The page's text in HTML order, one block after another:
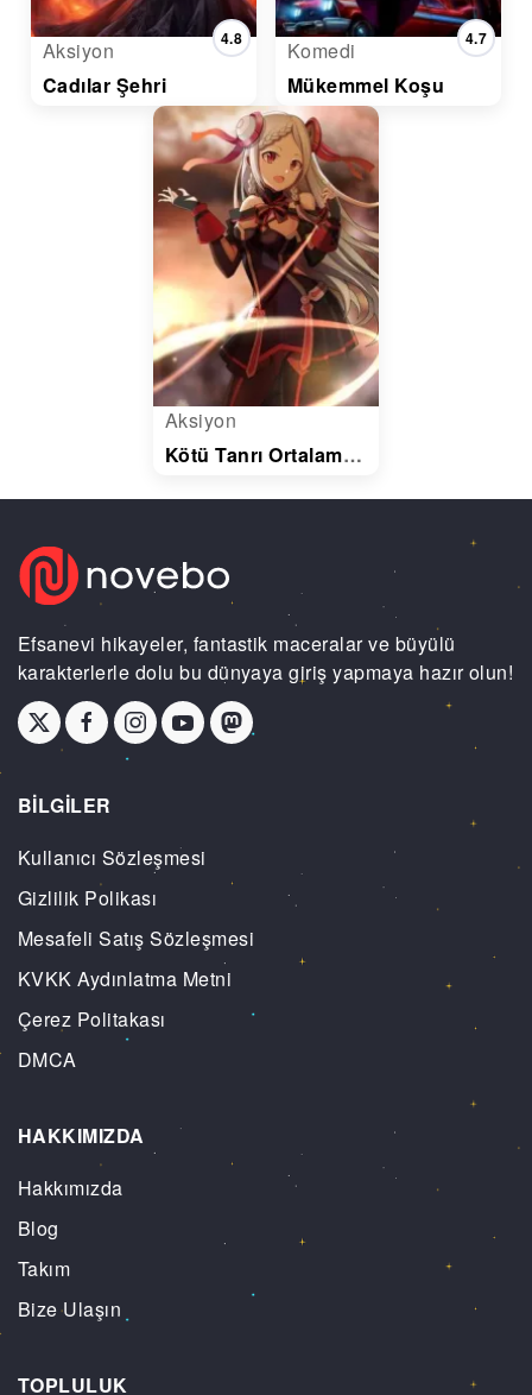
4.8
Aksiyon
Cadılar Şehri
4.7
Komedi
Mükemmel Koşu
Aksiyon
Kötü Tanrı Ortalaması
Efsanevi hikayeler, fantastik maceralar ve büyülü
karakterlerle dolu bu dünyaya giriş yapmaya hazır olun!
BİLGİLER
Kullanıcı Sözleşmesi
Gizlilik Polikası
Mesafeli Satış Sözleşmesi
KVKK Aydınlatma Metni
Çerez Politakası
DMCA
HAKKIMIZDA
Hakkımızda
Blog
Takım
Bize Ulaşın
TOPLULUK